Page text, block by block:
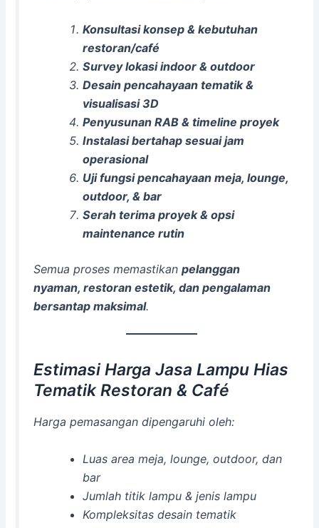
Konsultasi konsep & kebutuhan
restoran/café
Survey lokasi indoor & outdoor
Desain pencahayaan tematik &
visualisasi 3D
Penyusunan RAB & timeline proyek
Instalasi bertahap sesuai jam
operasional
Uji fungsi pencahayaan meja, lounge,
outdoor, & bar
Serah terima proyek & opsi
maintenance rutin
Semua proses memastikanpelanggan
nyaman, restoran estetik, dan pengalaman
bersantap maksimal.
Estimasi Harga Jasa Lampu Hias
Tematik Restoran & Café
Harga pemasangan dipengaruhi oleh:
Luas area meja, lounge, outdoor, dan
bar
Jumlah titik lampu & jenis lampu
Kompleksitas desain tematik